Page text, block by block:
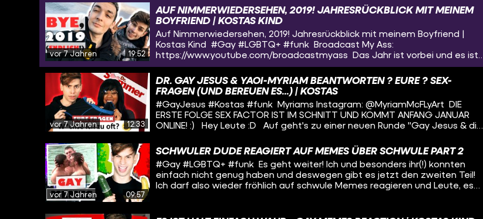
vor 7 Jahren 19:52
AUF NIMMERWIEDERSEHEN, 2019! JAHRESRÜCKBLICK MIT MEINEM
BOYFRIEND | KOSTAS KIND
Auf Nimmerwiedersehen, 2019! Jahresrückblick mit meinem Boyfriend |
Kostas Kind #Gay #LGBTQ+ #funk Broadcast My Ass:
https://www.youtube.com/broadcastmyass Das Jahr ist vorbei und es ist
einfach soooooo viel passiert :o Also ist es auch wieder an der Zeit
zusammen mit meinem Boyfriend das Jahr Revue passieren zu lassen. An
dieser Stelle ein fettes Dankeschön an euch alle und den ganzen Support
vor 7 Jahren 12:33
DR. GAY JESUS & YAOI-MYRIAM BEANTWORTEN ? EURE ? SEX-
FRAGEN (UND BEREUEN ES...) | KOSTAS
#GayJesus #Kostas #funk Myriams Instagram: @MyriamMcFLyArt DIE
ERSTE FOLGE SEX FACTOR IST IM SCHNITT UND KOMMT ANFANG JANUAR
ONLINE! :) Hey Leute :D Auf geht's zu einer neuen Runde "Gay Jesus & die
hoffe, ihr habt Spaß mit dem Video und könnt ein bisschen was
mitnehmen. Kurzer Disclaimer: Wir sind natürlich auch keine Experten,
sondern erzählen nur von unseren Erfahrungen und was wir über die Zeit
erlebt und gelernt haben. Nehmt es uns deswegen nicht übel, falls wir mal
eine Frage nicht 100% seriös beantworten können. ABER: Da könnt ihr uns
vor 7 Jahren 09:57
SCHWULER DUDE REAGIERT AUF MEMES ÜBER SCHWULE PART 2
#Gay #LGBTQ+ #funk Es geht weiter! Ich und besonders ihr(!) konnten
einfach nicht genug haben und deswegen gibt es jetzt den zweiten Teil!
Ich darf also wieder fröhlich auf schwule Memes reagieren und Leute, es
https://www.youtube.com/watch?v=HNgM3PfESDI&t=321s YEAH! Wir